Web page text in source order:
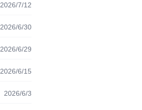
2026/7/12
2026/6/30
2026/6/29
2026/6/15
2026/6/3